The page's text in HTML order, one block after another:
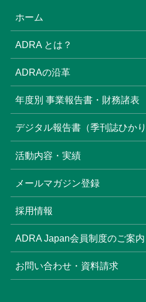
(6)
(8)
(22)
(6)
ホーム
ADRA とは？
ADRAの沿革
年度別 事業報告書・財務諸表
デジタル報告書（季刊誌ひか
活動内容・実績
メールマガジン登録
採用情報
ADRA Japan会員制度のご案内
お問い合わせ・資料請求